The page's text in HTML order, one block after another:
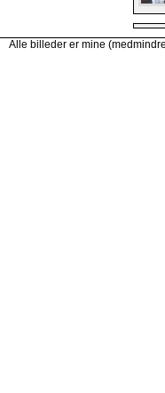
Alle billeder er mine